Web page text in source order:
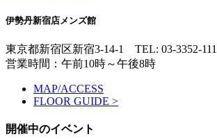
伊勢丹新宿店メンズ館
東京都新宿区新宿3-14-1 TEL: 03-3352-
営業時間：午前10時～午後8時
MAP/ACCESS
FLOOR GUIDE >
開催中のイベント